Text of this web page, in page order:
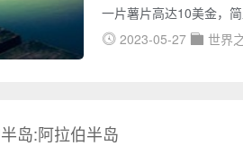
一片薯片高达10美金，
其实放入了松茸、松露
2023-05-27 世界
岛:阿拉伯半岛